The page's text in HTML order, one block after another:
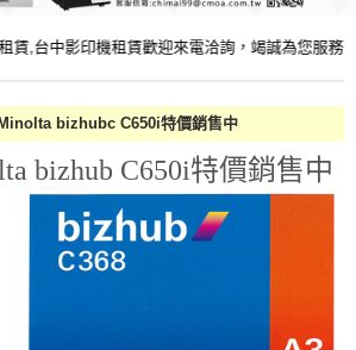
,台中影印機租賃歡迎來電洽詢，竭誠為您服務
bizhubc C650i特價銷售中
bizhub C650i特價銷售中